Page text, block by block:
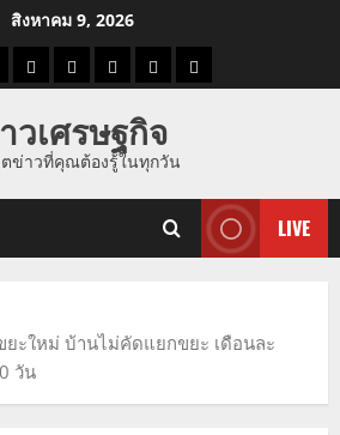
สิงหาคม 9, 2026
ว
คา
ง
ข่าว
นี้
ข่าว
ดูด
ที่
ผู้ชาย
วเศรษฐกิจ
ตข่าวที่คุณต้องรู้ในทุกวัน
LIVE
ยะใหม่ บ้านไม่คัดแยกขยะ เดือนละ
วัน